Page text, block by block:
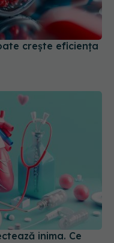
crește eficiența
inima. Ce
insuficienței